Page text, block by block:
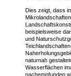
Dies zeigt, dass
beispielsweise
und
naturnah
Wasserflächen
nachempfunden